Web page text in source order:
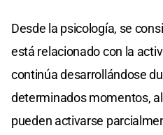
Desde la psicología, se
está relacionado con la
continúa desarrollándose
determinados momentos,
pueden activarse